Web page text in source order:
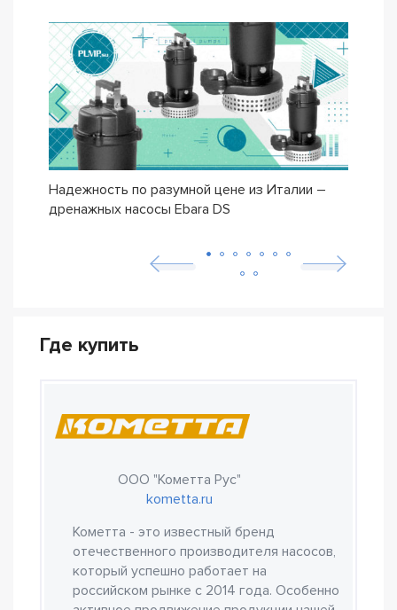
Надежность по разумной цене из Италии –
дренажных насосы Ebara DS
Где купить
ООО "Кометта Рус"
kometta.ru
Кометта - это известный бренд
отечественного производителя насосов,
который успешно работает на
российском рынке с 2014 года. Особенно